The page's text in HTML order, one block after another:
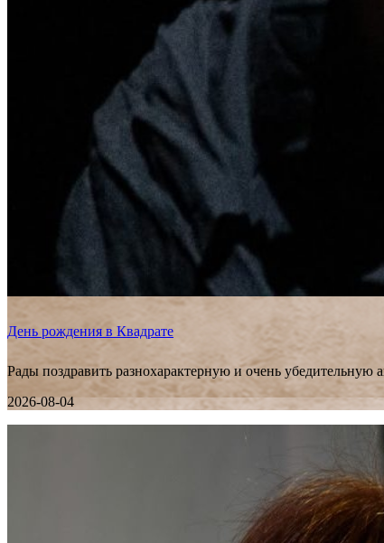
День рождения в Квадрате
Рады поздравить разнохарактерную и очень убедительную
2026-08-04